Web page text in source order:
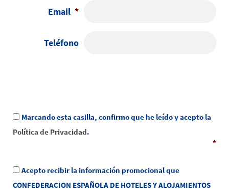
Email *
Teléfono
Consentimiento *
Marcando esta casilla, confirmo que he leído y acepto la
Política de Privacidad.
*
Consentimiento
Acepto recibir la información promocional que
CONFEDERACION ESPAÑOLA DE HOTELES Y ALOJAMIENTOS